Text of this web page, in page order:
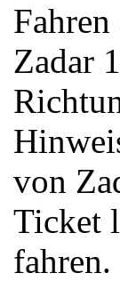
Zadar
von
Ticket
fahren.